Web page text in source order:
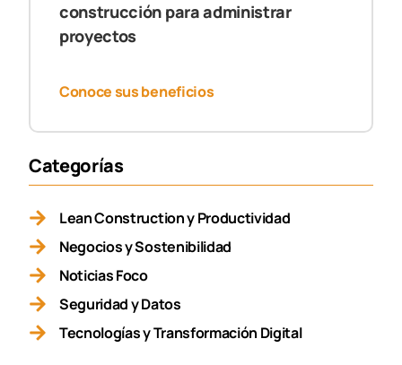
construcción para administrar
proyectos
Conoce sus beneficios
Categorías
Lean Construction y Productividad
Negocios y Sostenibilidad
Noticias Foco
Seguridad y Datos
Tecnologías y Transformación Digital